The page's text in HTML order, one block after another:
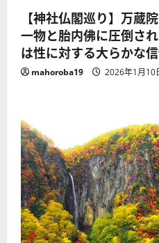
【神社仏閣巡り】万蔵
一物と胎内佛に圧倒さ
は性に対する大らかな
mahoroba19 2026年1月10